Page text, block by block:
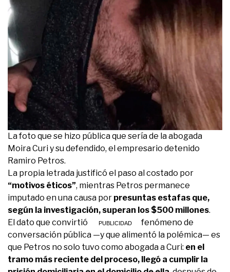
La foto que se hizo pública que sería de la abogada
Moira Curi y su defendido, el empresario detenido
Ramiro Petros.
La propia letrada justificó el paso al costado por
“motivos éticos”, mientras Petros permanece
imputado en una causa por presuntas estafas que,
según la investigación, superan los $500 millones.
El dato que convirtió el caso en un fenómeno de
conversación pública —y que alimentó la polémica— es
que Petros no solo tuvo como abogada a Curi: en el
tramo más reciente del proceso, llegó a cumplir la